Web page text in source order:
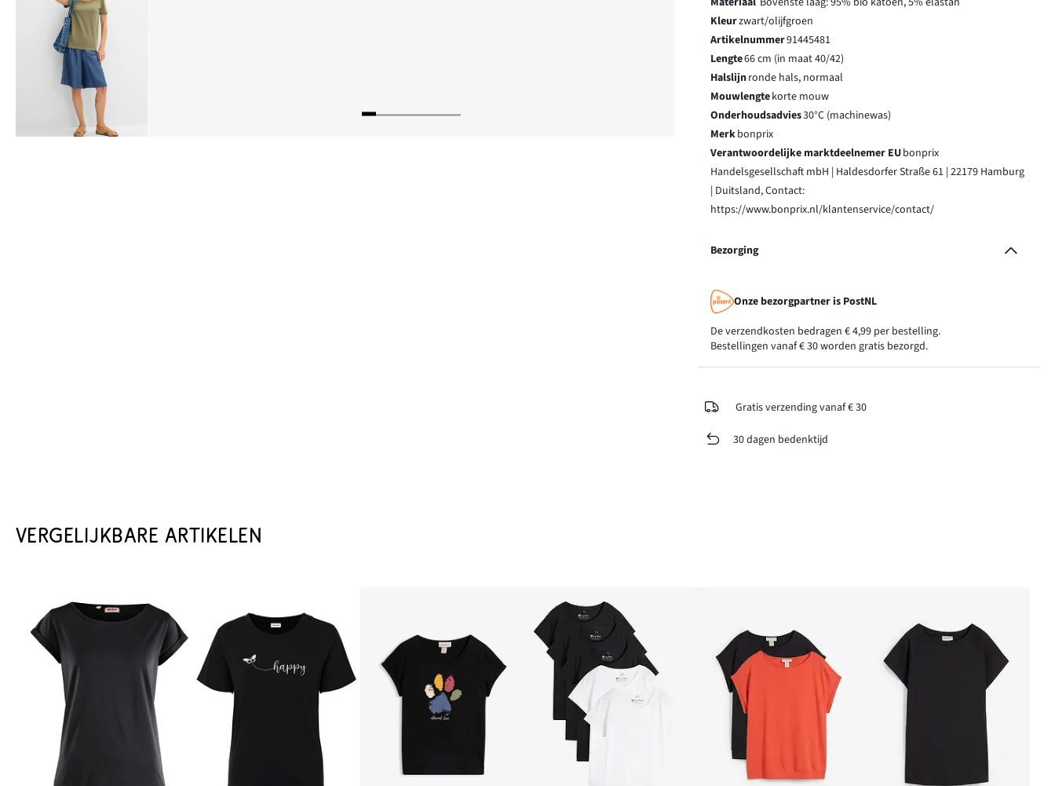
Kleurzwart/olijfgroen
Artikelnummer91445481
Lengte66 cm (in maat 40/42)
Halslijnronde hals, normaal
Mouwlengtekorte mouw
Onderhoudsadvies30°C (machinewas)
Merkbonprix
Verantwoordelijke marktdeelnemer EUbonprix
Handelsgesellschaft mbH | Haldesdorfer Straße 61 | 22179 Hamburg
| Duitsland, Contact:
https://www.bonprix.nl/klantenservice/contact/
Bezorging
Onze bezorgpartner is PostNL
De verzendkosten bedragen € 4,99 per bestelling.
Bestellingen vanaf € 30 worden gratis bezorgd.
Gratis verzending vanaf € 30
30 dagen bedenktijd
VERGELIJKBARE ARTIKELEN